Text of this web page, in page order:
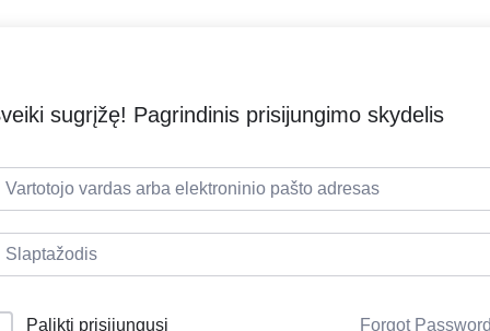
sugrįžę! Pagrindinis prisijungimo skydelis
Palikti prisijungusį Forgot